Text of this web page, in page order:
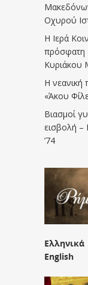
Οχυρού
Η Ιερά
πρόσφατη
Κυριάκου
Η νεανική
«Άκου
Βιασμοί
εισβολή –
’74
Ελληνικά
English